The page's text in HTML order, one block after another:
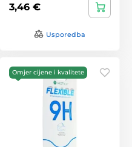
3,46 €
Usporedba
Omjer cijene i kvalitete